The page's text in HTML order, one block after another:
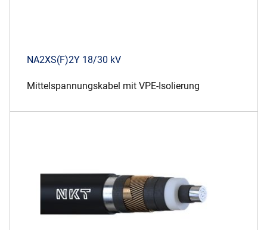
NA2XS(F)2Y 18/30 kV
Mittelspannungskabel mit VPE-Isolierung